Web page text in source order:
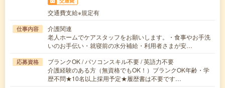
交通費支給※規定有
仕事内容
介護関連
老人ホームでケアスタッフをお願いします。・食事やお手洗
いのお手伝い・就寝前の水分補給・利用者さまが安…
応募資格
ブランクOK / パソコンスキル不要 / 英語力不要
介護経験のある方（無資格でもOK！）ブランクOK年齢・学
歴不問★10名以上採用予定★履歴書は不要です…